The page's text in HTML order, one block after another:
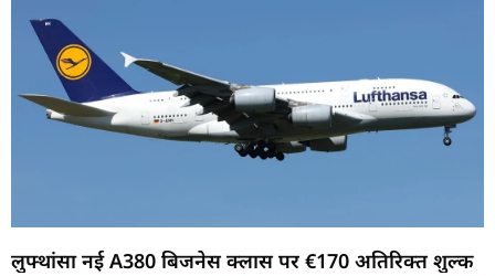
लुफ्थांसा नई A380 बिजनेस क्लास पर €170 अतिरिक्त शुल्क